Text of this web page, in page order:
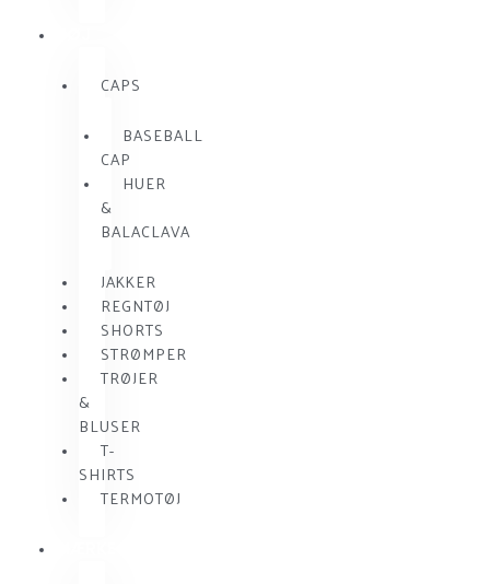
CAPS
BASEBALL
CAP
HUER
&
BALACLAVA
JAKKER
REGNTØJ
SHORTS
STRØMPER
TRØJER
&
BLUSER
T-
SHIRTS
TERMOTØJ